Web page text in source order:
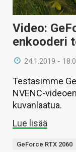
Video:
enkooderi
24.1.2019 -
Testasimme
NVENC-
kuvanlaatua.
Lue lisää
GeForce RTX 2060